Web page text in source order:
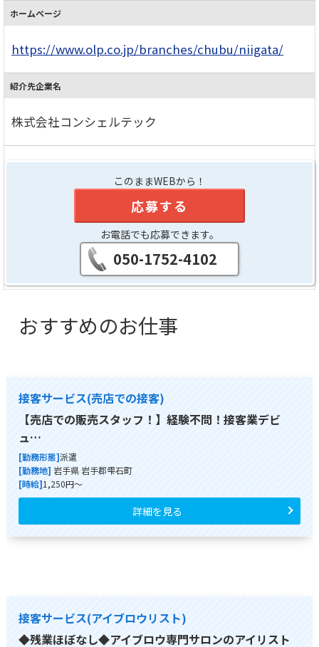
ホームページ
https://www.olp.co.jp/branches/chubu/niigata/
紹介先企業名
株式会社コンシェルテック
このままWEBから！
応募する
お電話でも応募できます。
050-1752-4102
おすすめのお仕事
接客サービス(売店での接客)
【売店での販売スタッフ！】経験不問！接客業デビ
ュ…
[勤務形態]派遣
[勤務地] 岩手県 岩手郡雫石町
[時給]1,250円～
詳細を見る
接客サービス(アイブロウリスト)
◆残業ほぼなし◆アイブロウ専門サロンのアイリスト